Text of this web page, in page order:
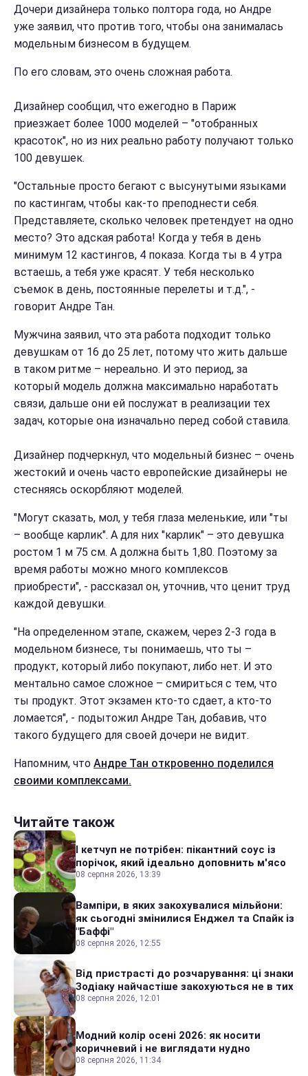
Дочери дизайнера только полтора года, но Андре
уже заявил, что против того, чтобы она занималась
модельным бизнесом в будущем.
По его словам, это очень сложная работа.
Дизайнер сообщил, что ежегодно в Париж
приезжает более 1000 моделей – "отобранных
красоток", но из них реально работу получают только
100 девушек.
"Остальные просто бегают с высунутыми языками
по кастингам, чтобы как-то преподнести себя.
Представляете, сколько человек претендует на одно
место? Это адская работа! Когда у тебя в день
минимум 12 кастингов, 4 показа. Когда ты в 4 утра
встаешь, а тебя уже красят. У тебя несколько
съемок в день, постоянные перелеты и т.д.", -
говорит Андре Тан.
Мужчина заявил, что эта работа подходит только
девушкам от 16 до 25 лет, потому что жить дальше
в таком ритме – нереально. И это период, за
который модель должна максимально наработать
связи, дальше они ей послужат в реализации тех
задач, которые она изначально перед собой ставила.
Дизайнер подчеркнул, что модельный бизнес – очень
жестокий и очень часто европейские дизайнеры не
стесняясь оскорбляют моделей.
"Могут сказать, мол, у тебя глаза меленькие, или "ты
– вообще карлик". А для них "карлик" – это девушка
ростом 1 м 75 см. А должна быть 1,80. Поэтому за
время работы можно много комплексов
приобрести", - рассказал он, уточнив, что ценит труд
каждой девушки.
"На определенном этапе, скажем, через 2-3 года в
модельном бизнесе, ты понимаешь, что ты –
продукт, который либо покупают, либо нет. И это
ментально самое сложное – смириться с тем, что
ты продукт. Этот экзамен кто-то сдает, а кто-то
ломается", - подытожил Андре Тан, добавив, что
такого будущего для своей дочери не видит.
Напомним, что Андре Тан откровенно поделился
своими комплексами.
Читайте також
І кетчуп не потрібен: пікантний соус із
порічок, який ідеально доповнить м'ясо
08 серпня 2026, 13:39
Вампіри, в яких закохувалися мільйони:
як сьогодні змінилися Енджел та Спайк із
"Баффі"
08 серпня 2026, 12:55
Від пристрасті до розчарування: ці знаки
Зодіаку найчастіше закохуються не в тих
08 серпня 2026, 12:01
Модний колір осені 2026: як носити
коричневий і не виглядати нудно
08 серпня 2026, 11:34